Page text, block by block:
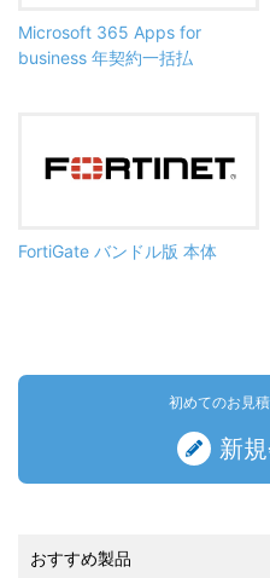
Microsoft 365 Apps for
business 年契約一括払
FortiGate バンドル版 本体
初めてのお見
新
おすすめ製品